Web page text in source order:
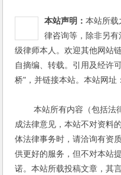
本站声明：本站所载
律咨询等，除非另
级律师本人。欢迎其他网站
自摘编、转载。引用及经许
桥"，并链接本站。本站网址
本站所有内容（包括法律
成法律意见，本站不对资料
体法律事务时，请洽询有资
供更好的服务，但不对本站
诺。本站所载投稿文章，其